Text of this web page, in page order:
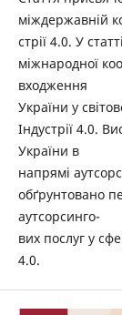
міждержавній
стрії 4.0. У
міжнародної
входження
України у
Індустрії 4.0.
України в
напрямі
обґрунтовано
аутсорсинго-
вих послуг у
4.0.